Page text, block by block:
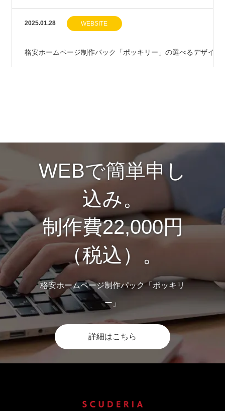
2025.01.28 WEBSITE
格安ホームページ制作パック「ポッキリー」の選べるデザイン
WEBで簡単申し
込み。
制作費22,000円
（税込）。
格安ホームページ制作パック「ポッキリ
ー」
詳細はこちら